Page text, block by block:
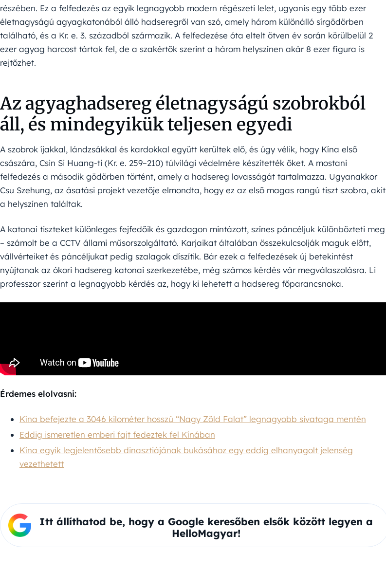
részében. Ez a felfedezés az egyik legnagyobb modern régészeti lelet, ugyanis egy több ezer
életnagyságú agyagkatonából álló hadseregről van szó, amely három különálló sírgödörben
található, és a Kr. e. 3. századból származik. A felfedezése óta eltelt ötven év során körülbelül 2
ezer agyag harcost tártak fel, de a szakértők szerint a három helyszínen akár 8 ezer figura is
rejtőzhet.
Az agyaghadsereg életnagyságú szobrokból
áll, és mindegyikük teljesen egyedi
A szobrok íjakkal, lándzsákkal és kardokkal együtt kerültek elő, és úgy vélik, hogy Kína első
császára, Csin Si Huang-ti (Kr. e. 259–210) túlvilági védelmére készítették őket. A mostani
felfedezés a második gödörben történt, amely a hadsereg lovasságát tartalmazza. Ugyanakkor
Csu Szehung, az ásatási projekt vezetője elmondta, hogy ez az első magas rangú tiszt szobra, akit
a helyszínen találtak.
A katonai tiszteket különleges fejfedőik és gazdagon mintázott, színes páncéljuk különbözteti meg
– számolt be a CCTV állami műsorszolgáltató. Karjaikat általában összekulcsolják maguk előtt,
vállvérteiket és páncéljukat pedig szalagok díszítik. Bár ezek a felfedezések új betekintést
nyújtanak az ókori hadsereg katonai szerkezetébe, még számos kérdés vár megválaszolásra. Li
professzor szerint a legnagyobb kérdés az, hogy ki lehetett a hadsereg főparancsnoka.
Érdemes elolvasni:
Kína befejezte a 3046 kilométer hosszú “Nagy Zöld Falat” legnagyobb sivataga mentén
Eddig ismeretlen emberi fajt fedeztek fel Kínában
Kína egyik legjelentősebb dinasztiájának bukásához egy eddig elhanyagolt jelenség
vezethetett
Itt állíthatod be, hogy a Google keresőben elsők között legyen a
HelloMagyar!